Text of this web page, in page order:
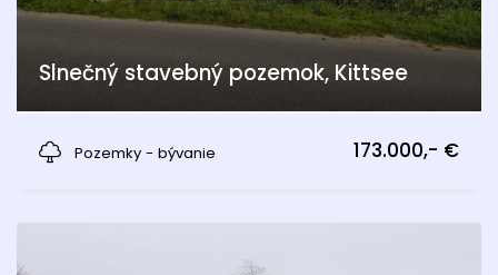
Slnečný stavebný pozemok, Kittsee
Pozemky - bývanie
173.000,- €